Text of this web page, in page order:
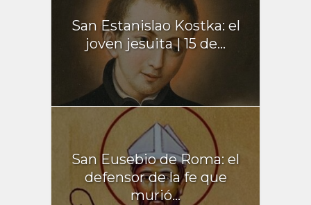
San Estanislao Kostka: el
joven jesuita | 15 de...
San Eusebio de Roma: el
defensor de la fe que
murió...